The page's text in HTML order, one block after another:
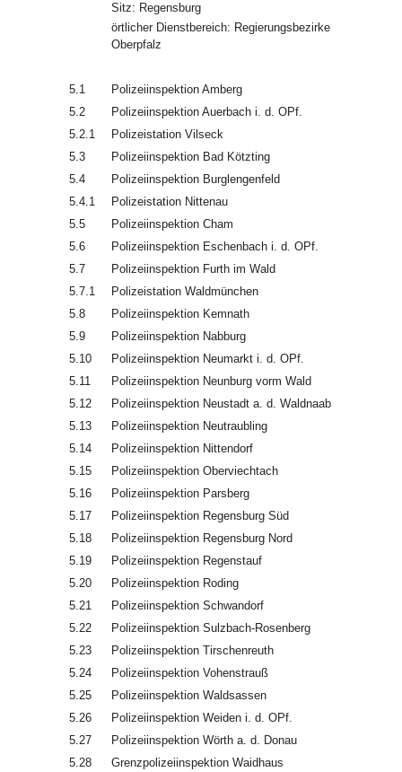
Sitz: Regensburg
örtlicher Dienstbereich: Regierungsbezirke
Oberpfalz
5.1
Polizeiinspektion Amberg
5.2
Polizeiinspektion Auerbach i. d. OPf.
5.2.1
Polizeistation Vilseck
5.3
Polizeiinspektion Bad Kötzting
5.4
Polizeiinspektion Burglengenfeld
5.4.1
Polizeistation Nittenau
5.5
Polizeiinspektion Cham
5.6
Polizeiinspektion Eschenbach i. d. OPf.
5.7
Polizeiinspektion Furth im Wald
5.7.1
Polizeistation Waldmünchen
5.8
Polizeiinspektion Kemnath
5.9
Polizeiinspektion Nabburg
5.10
Polizeiinspektion Neumarkt i. d. OPf.
5.11
Polizeiinspektion Neunburg vorm Wald
5.12
Polizeiinspektion Neustadt a. d. Waldnaab
5.13
Polizeiinspektion Neutraubling
5.14
Polizeiinspektion Nittendorf
5.15
Polizeiinspektion Oberviechtach
5.16
Polizeiinspektion Parsberg
5.17
Polizeiinspektion Regensburg Süd
5.18
Polizeiinspektion Regensburg Nord
5.19
Polizeiinspektion Regenstauf
5.20
Polizeiinspektion Roding
5.21
Polizeiinspektion Schwandorf
5.22
Polizeiinspektion Sulzbach-Rosenberg
5.23
Polizeiinspektion Tirschenreuth
5.24
Polizeiinspektion Vohenstrauß
5.25
Polizeiinspektion Waldsassen
5.26
Polizeiinspektion Weiden i. d. OPf.
5.27
Polizeiinspektion Wörth a. d. Donau
5.28
Grenzpolizeiinspektion Waidhaus